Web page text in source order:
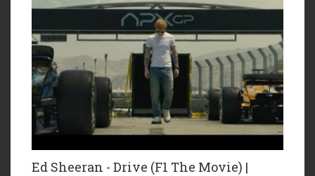
Ed Sheeran - Drive (F1 The Movie) |